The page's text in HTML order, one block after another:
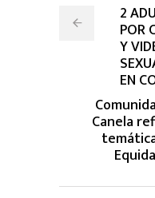
2
POR
Y
EN
Canela